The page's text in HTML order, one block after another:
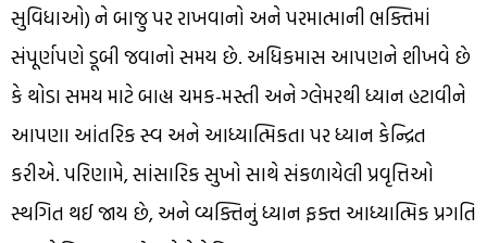
સુવિધાઓ) ને બાજુ પર રાખવાનો અને પરમાત્માની ભક્તિમાં
સંપૂર્ણપણે ડૂબી જવાનો સમય છે. અધિકમાસ આપણને શીખવે છે
કે થોડા સમય માટે બાહ્ય ચમક-મસ્તી અને ગ્લેમરથી ધ્યાન હટાવીને
આપણા આંતરિક સ્વ અને આધ્યાત્મિકતા પર ધ્યાન કેન્દ્રિત
કરીએ. પરિણામે, સાંસારિક સુખો સાથે સંકળાયેલી પ્રવૃત્તિઓ
સ્થગિત થઈ જાય છે, અને વ્યક્તિનું ધ્યાન ફક્ત આધ્યાત્મિક પ્રગતિ